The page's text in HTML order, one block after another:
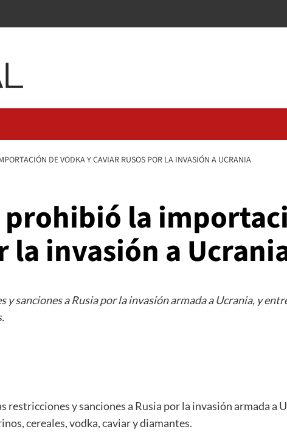
DE VODKA Y CAVIAR RUSOS POR LA INVASIÓN A UCRANIA
prohibió la
la invasión a
y sanciones a Rusia por la invasión armada a Ucrania, y
restricciones y sanciones a Rusia por la invasión armada a
cereales, vodka, caviar y diamantes.